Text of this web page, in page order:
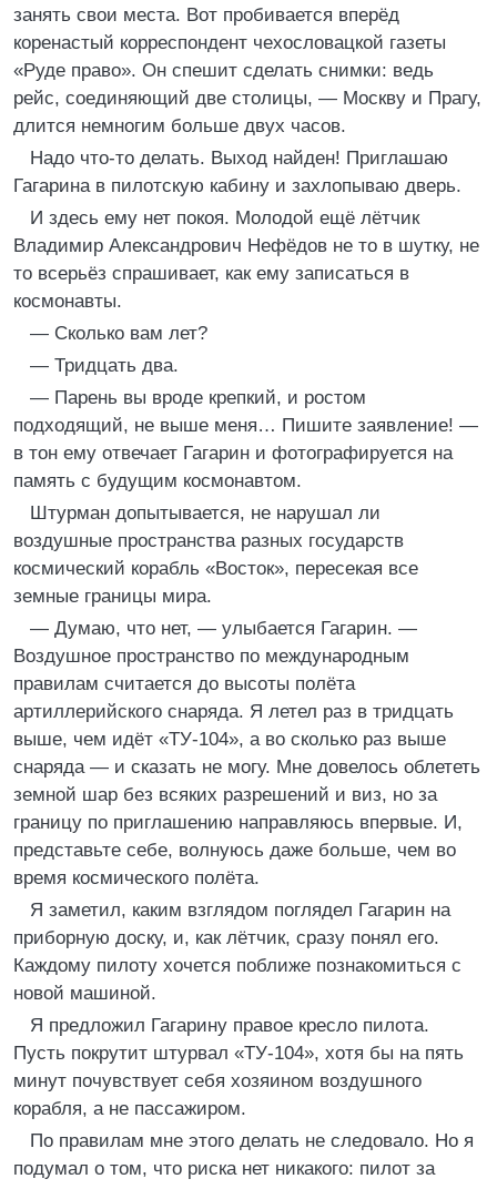
занять свои места. Вот пробивается вперёд
коренастый корреспондент чехословацкой газеты
«Руде право». Он спешит сделать снимки: ведь
рейс, соединяющий две столицы, — Москву и Прагу,
длится немногим больше двух часов.
Надо что-то делать. Выход найден! Приглашаю
Гагарина в пилотскую кабину и захлопываю дверь.
И здесь ему нет покоя. Молодой ещё лётчик
Владимир Александрович Нефёдов не то в шутку, не
то всерьёз спрашивает, как ему записаться в
космонавты.
— Сколько вам лет?
— Тридцать два.
— Парень вы вроде крепкий, и ростом
подходящий, не выше меня… Пишите заявление! —
в тон ему отвечает Гагарин и фотографируется на
память с будущим космонавтом.
Штурман допытывается, не нарушал ли
воздушные пространства разных государств
космический корабль «Восток», пересекая все
земные границы мира.
— Думаю, что нет, — улыбается Гагарин. —
Воздушное пространство по международным
правилам считается до высоты полёта
артиллерийского снаряда. Я летел раз в тридцать
выше, чем идёт «ТУ-104», а во сколько раз выше
снаряда — и сказать не могу. Мне довелось облететь
земной шар без всяких разрешений и виз, но за
границу по приглашению направляюсь впервые. И,
представьте себе, волнуюсь даже больше, чем во
время космического полёта.
Я заметил, каким взглядом поглядел Гагарин на
приборную доску, и, как лётчик, сразу понял его.
Каждому пилоту хочется поближе познакомиться с
новой машиной.
Я предложил Гагарину правое кресло пилота.
Пусть покрутит штурвал «ТУ-104», хотя бы на пять
минут почувствует себя хозяином воздушного
корабля, а не пассажиром.
По правилам мне этого делать не следовало. Но я
подумал о том, что риска нет никакого: пилот за